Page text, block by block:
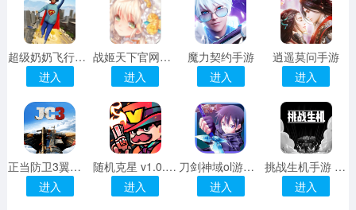
超级奶奶飞行英雄冒险游戏
进入
战姬天下官网版下载
进入
魔力契约手游
进入
逍遥莫问手游
进入
正当防卫3翼装飞行中文版 v1.0.15 安卓版
进入
随机克星 v1.0.1 安卓版
进入
刀剑神域ol游戏手机版 v2.0.0.41208 安卓版
进入
挑战生机手游 v1.0 安卓版
进入